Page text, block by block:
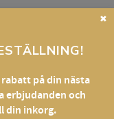
av tvärs över, längs
- passar
på din nästa
erbjudanden och
din inkorg.
✖